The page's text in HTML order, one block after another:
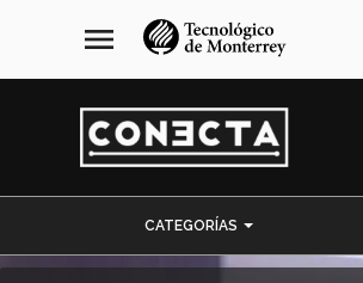
navegación
principal
menu
CATEGORÍAS